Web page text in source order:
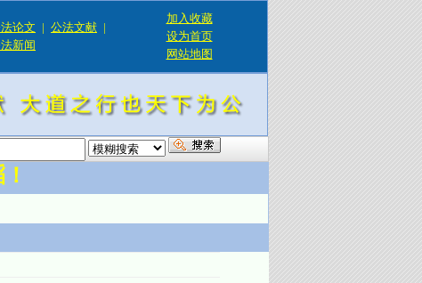
论文 | 公法文献 |
新闻
加入收藏
设为首页
网站地图